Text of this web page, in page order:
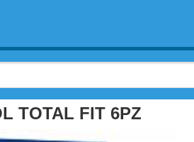
TOTAL FIT 6PZ